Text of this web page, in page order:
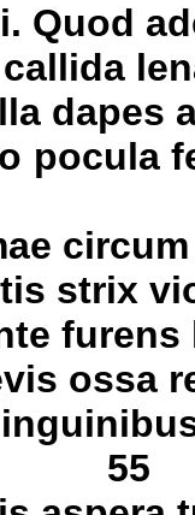
Quod
dapes
strix
ossa
55